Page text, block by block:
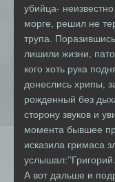
убийца-
морге, решил не
трупа.
лишили жизни,
кого хоть рука
донеслись хрипы,
рожденный без
сторону звуков и
момента бывшее
исказила гримаса
А вот дальше и